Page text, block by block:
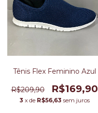
Tênis Flex Feminino Azul
R$209,90 R$169,90
3 x de R$56,63 sem juros